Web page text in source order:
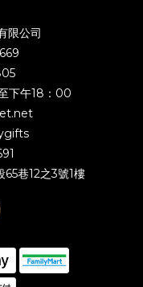
限公司
下午18：00
巷12之3號1樓